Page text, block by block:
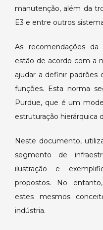
manutenção, além da
E3 e entre outros
As recomendações da
estão de acordo com a
ajudar a definir padrões
funções. Esta norma
Purdue, que é um
estruturação hierárquica
Neste documento,
segmento de
ilustração e
propostos. No
estes mesmos
indústria.